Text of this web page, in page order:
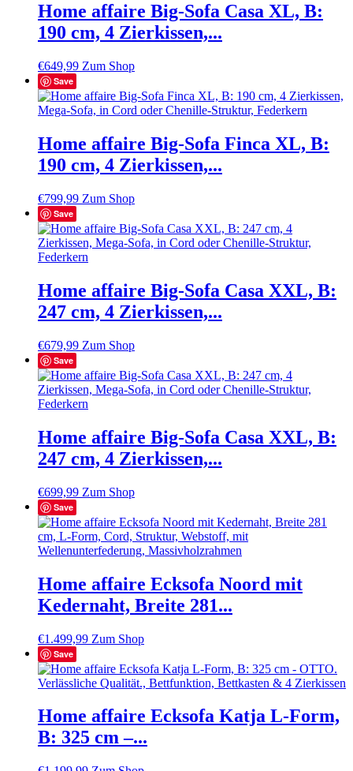
Home affaire Big-Sofa Casa XL, B:
190 cm, 4 Zierkissen,...
€649,99 Zum Shop
Save
Home affaire Big-Sofa Finca XL, B:
190 cm, 4 Zierkissen,...
€799,99 Zum Shop
Save
Home affaire Big-Sofa Casa XXL, B:
247 cm, 4 Zierkissen,...
€679,99 Zum Shop
Save
Home affaire Big-Sofa Casa XXL, B:
247 cm, 4 Zierkissen,...
€699,99 Zum Shop
Save
Home affaire Ecksofa Noord mit
Kedernaht, Breite 281...
€1.499,99 Zum Shop
Save
Home affaire Ecksofa Katja L-Form,
B: 325 cm –...